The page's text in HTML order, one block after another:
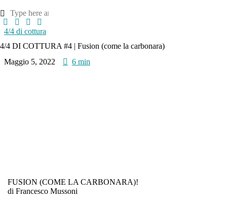
4/4 di cottura
4/4 DI COTTURA #4 | Fusion (come la carbonara)
Maggio 5, 2022
6 min
FUSION (COME LA CARBONARA)!
di Francesco Mussoni